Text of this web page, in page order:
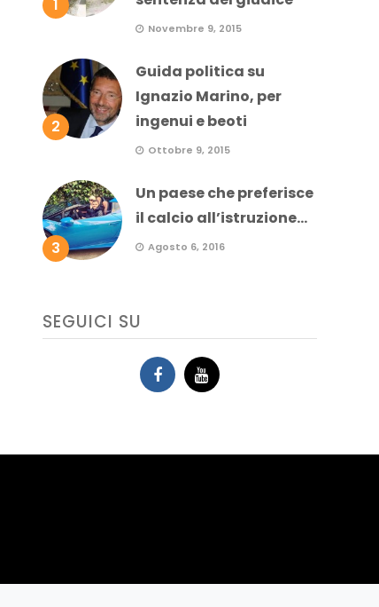
1
Novembre 9, 2015
2
Guida politica su
Ignazio Marino, per
ingenui e beoti
Ottobre 9, 2015
3
Un paese che preferisce
il calcio all’istruzione...
Agosto 6, 2016
SEGUICI SU